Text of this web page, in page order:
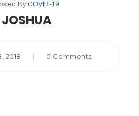
ByCOVID-19
JOSHUA
2018 | 0 Comments